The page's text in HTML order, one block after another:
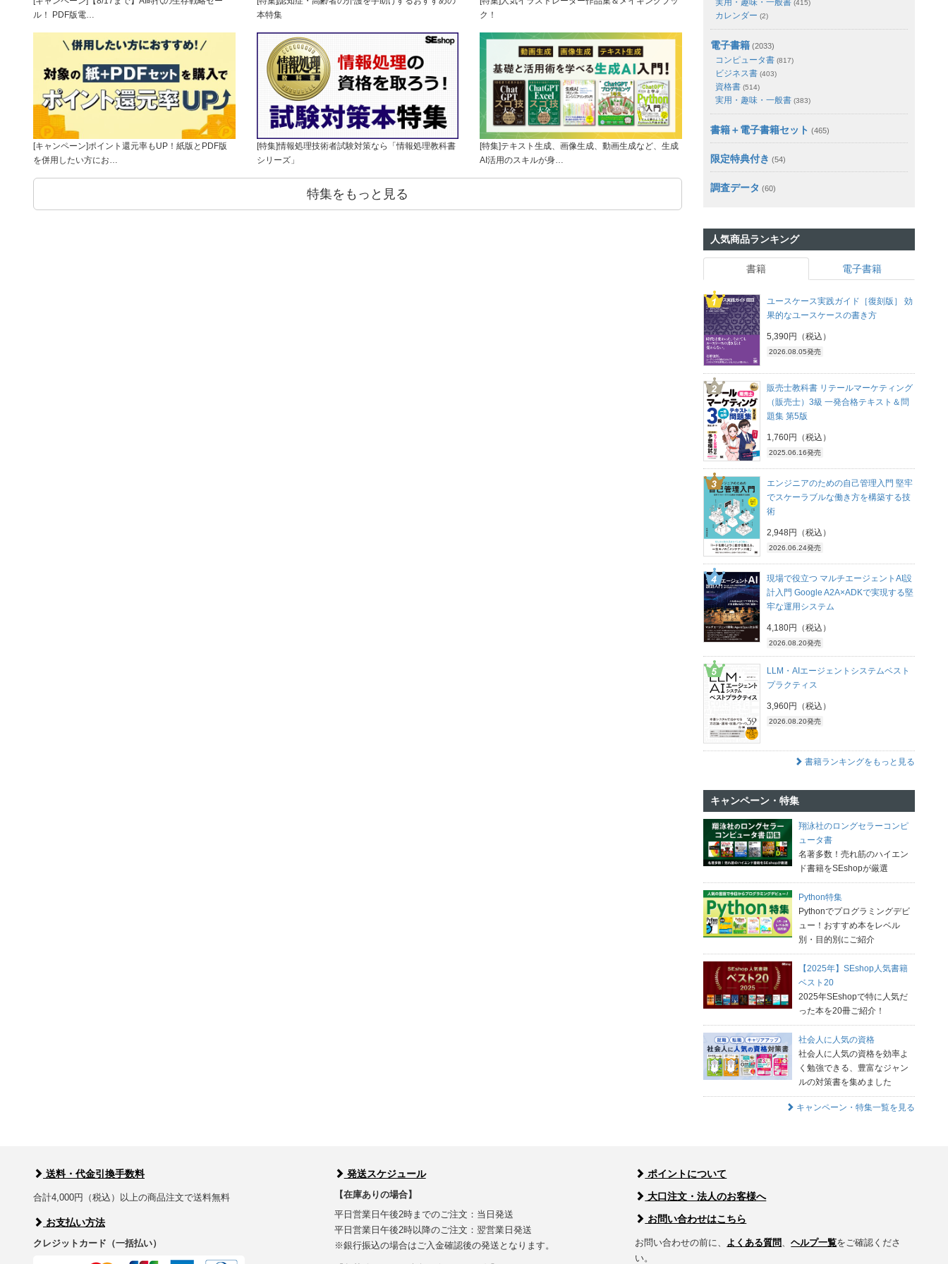
ル！ PDF版電…
本特集
ク！
[キャンペーン]ポイント還元率もUP！紙版とPDF版
を併用したい方にお…
[特集]情報処理技術者試験対策なら「情報処理教科書
シリーズ」
[特集]テキスト生成、画像生成、動画生成など、生成
AI活用のスキルが身…
特集をもっと見る
実用・趣味・一般書 (415)
カレンダー (2)
電子書籍 (2033)
コンピュータ書 (817)
ビジネス書 (403)
資格書 (514)
実用・趣味・一般書 (383)
書籍＋電子書籍セット (465)
限定特典付き (54)
調査データ (60)
人気商品ランキング
書籍 電子書籍
ユースケース実践ガイド［復刻版］ 効
果的なユースケースの書き方
5,390円（税込）
2026.08.05発売
販売士教科書 リテールマーケティング
（販売士）3級 一発合格テキスト＆問
題集 第5版
1,760円（税込）
2025.06.16発売
エンジニアのための自己管理入門 堅牢
でスケーラブルな働き方を構築する技
術
2,948円（税込）
2026.06.24発売
現場で役立つ マルチエージェントAI設
計入門 Google A2A×ADKで実現する堅
牢な運用システム
4,180円（税込）
2026.08.20発売
LLM・AIエージェントシステムベスト
プラクティス
3,960円（税込）
2026.08.20発売
書籍ランキングをもっと見る
キャンペーン・特集
翔泳社のロングセラーコンピ
ュータ書
名著多数！売れ筋のハイエン
ド書籍をSEshopが厳選
Python特集
Pythonでプログラミングデビ
ュー！おすすめ本をレベル
別・目的別にご紹介
【2025年】SEshop人気書籍
ベスト20
2025年SEshopで特に人気だ
った本を20冊ご紹介！
社会人に人気の資格
社会人に人気の資格を効率よ
く勉強できる、豊富なジャン
ルの対策書を集めました
キャンペーン・特集一覧を見る
送料・代金引換手数料
合計4,000円（税込）以上の商品注文で送料無料
お支払い方法
クレジットカード（一括払い）
発送スケジュール
【在庫ありの場合】
平日営業日午後2時までのご注文：当日発送
平日営業日午後2時以降のご注文：翌営業日発送
※銀行振込の場合はご入金確認後の発送となります。
ポイントについて
大口注文・法人のお客様へ
お問い合わせはこちら
お問い合わせの前に、 よくある質問、ヘルプ一覧をご確認くださ
い。